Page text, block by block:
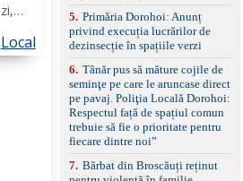
Local
față/spate, cameră
marșarier Keyless entry
& start, geamuri electrice
electrice, încălzite și
rabatabile Sistem hands-
free, Bluetooth, USB
Sistem start/stop, frână
de parcare electrică,
anvelope vară runflat
Control presiune pneuri,
filtru de particule,
5. Primăria Dorohoi: Anunț
privind execuția lucrărilor de
dezinsecție în spațiile verzi
6. Tânăr pus să măture cojile de
seminţe pe care le aruncase direct
pe pavaj. Poliţia Locală Dorohoi:
Respectul față de spațiul comun
trebuie să fie o prioritate pentru
fiecare dintre noi”
7. Bărbat din Broscăuți reținut